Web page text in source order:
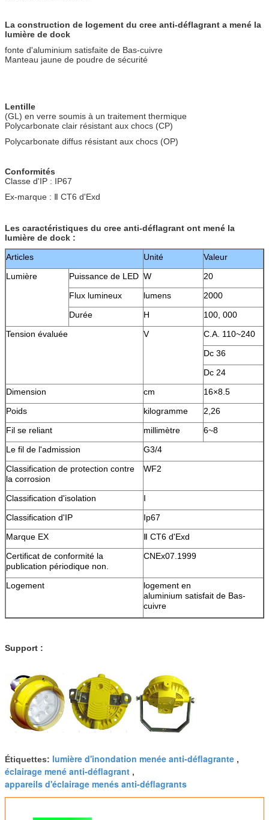
La construction de logement du cree anti-déflagrant a mené la
lumière de dock
fonte d'aluminium satisfaite de Bas-cuivre
Manteau jaune de poudre de sécurité
Lentille
(GL) en verre soumis à un traitement thermique
Polycarbonate clair résistant aux chocs (CP)
Polycarbonate diffus résistant aux chocs (OP)
Conformités
Classe d'IP : IP67
Ex-marque : Ⅱ CT6 d'Exd
Les caractéristiques du cree anti-déflagrant ont mené la
lumière de dock :
Articles
Unité
Valeur
Lumière
Puissance de LED W
20
Flux lumineux
lumens
2000
Durée
H
100, 000
Tension évaluée
V
C.A. 110~240
Dc 36
Dc 24
Dimension
cm
16×8.5
Poids
kilogramme
2,26
Fil se reliant
millimètre
6~8
Le fil de l'admission
G3/4
Classification de protection contre
la corrosion
WF2
Classification d'isolation
I
Classification d'IP
Ip67
Marque EX
Ⅱ CT6 d'Exd
Certificat de conformité la
publication périodique non.
CNEx07.1999
Logement
logement en
aluminium satisfait de Bas-
cuivre
Support :
Étiquettes: lumière d'inondation menée anti-déflagrante ,
éclairage mené anti-déflagrant ,
appareils d'éclairage menés anti-déflagrants